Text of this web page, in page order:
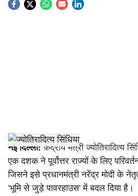
S
h
a
r
नई दिल्ली: केंद्रीय मंत्री ज्योतिरादित्य
एक दशक ने पूर्वोत्तर राज्यों के लिए
जिसने इसे प्रधानमंत्री नरेंद्र मोदी के
'भूमि से जुड़े पावरहाउस' में बदल दिया है।